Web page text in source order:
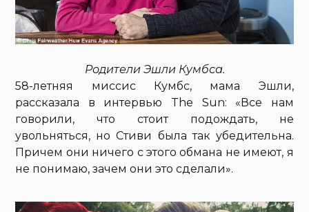
Родители Эшли Кумбса.
58-летняя миссис Кумбс, мама Эшли,
рассказала в интервью The Sun: «Все нам
говорили, что стоит подождать, не
увольняться, но Стиви была так убедительна.
Причем они ничего с этого обмана не имеют, я
не понимаю, зачем они это сделали».